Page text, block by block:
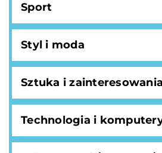
Sport
Styl i moda
Sztuka i zainteresowania
Technologia i